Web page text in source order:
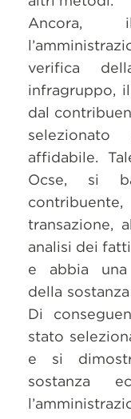
Ancora,
verifica
infragruppo,
dal
affidabile.
Ocse, si
transazione,
analisi dei
e abbia una
della
Di
stato
e si
sostanza